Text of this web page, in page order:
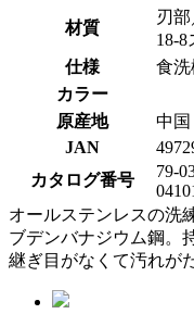
材質
刃
18-8
仕様
食
カラー
原産地
中国
JAN
カタログ番号
79-
オールステンレスの洗
ブデンバナジウム鋼。
継ぎ目がなくて汚れが